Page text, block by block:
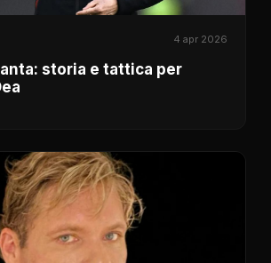
4 apr 2026
storia e tattica per